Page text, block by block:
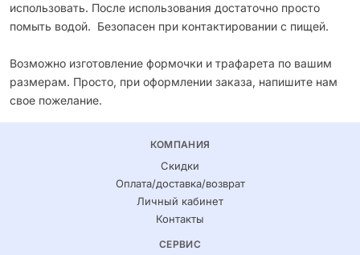
использовать. После использования достаточно просто
помыть водой. Безопасен при контактировании с пищей.
Возможно изготовление формочки и трафарета по вашим
размерам. Просто, при оформлении заказа, напишите нам
свое пожелание.
КОМПАНИЯ
Скидки
Оплата/доставка/возврат
Личный кабинет
Контакты
СЕРВИС